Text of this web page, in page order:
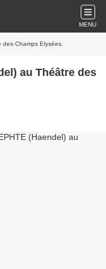
MENU
Champs Elysées.
au Théâtre des